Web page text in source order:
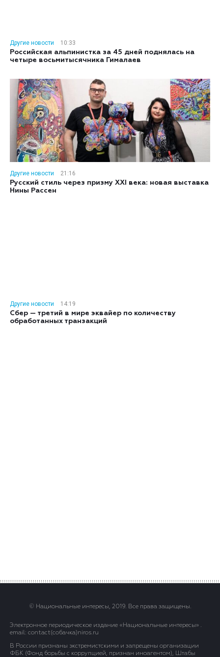
Другие новости
10:33
Российская альпинистка за 45 дней поднялась на
четыре восьмитысячника Гималаев
Другие новости
21:16
Русский стиль через призму XXI века: новая выставка
Нины Рассен
Другие новости
14:19
Сбер — третий в мире эквайер по количеству
обработанных транзакций
© Национальные интересы, 2019. Все права защищены.
Электронное периодическое издание «Национальные интересы» .
email: contact(сoбaчка)niros.ru
В России признаны экстремистскими и запрещены организации
ФБК (Фонд борьбы с коррупцией, признан иноагентом), Штабы